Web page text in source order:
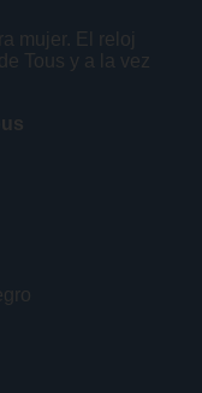
mujer. El reloj
Tous y a la vez